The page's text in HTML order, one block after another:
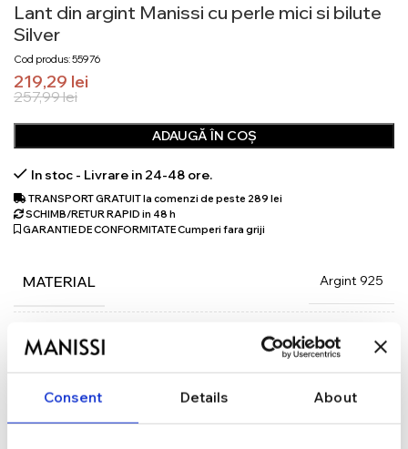
Consent Details About
Lant din argint Manissi cu perle mici si bilute
Silver
Cod produs: 55976
257,99lei
219,29 lei
ADAUGĂ ÎN COȘ
In stoc - Livrare in 24-48 ore.
TRANSPORT GRATUIT la comenzi de peste 289 lei
SCHIMB/RETUR RAPID in 48 h
GARANTIE DE CONFORMITATE Cumperi fara griji
MATERIAL Argint 925
CULOARE Argintiu
LUNGIME 40,5 cm + 3 cm